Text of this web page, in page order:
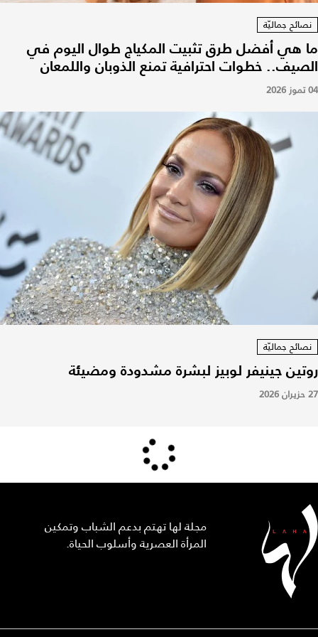
نصائح جماليّة
ما هي أفضل طرق تثبيت المكياج طوال اليوم في
الصيف.. خطوات احترافية تمنع الذوبان واللمعان
04 تموز 2026
نصائح جماليّة
روتين جينيفر لوبيز لبشرة مشدودة ومضيئة
27 حزيران 2026
مجلة لها تهتم بدعم الشباب وتمكين
المرأة العصرية وأسلوب الحياة.